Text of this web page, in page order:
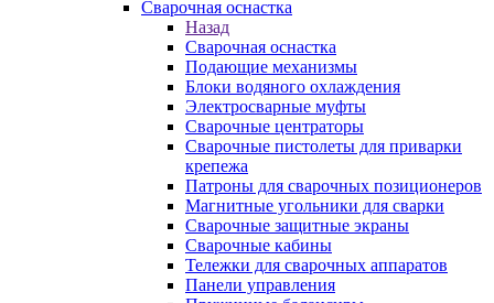
Сварочная оснастка
Назад
Сварочная оснастка
Подающие механизмы
Блоки водяного охлаждения
Электросварные муфты
Сварочные центраторы
Сварочные пистолеты для приварки
крепежа
Патроны для сварочных позиционеров
Магнитные угольники для сварки
Сварочные защитные экраны
Сварочные кабины
Тележки для сварочных аппаратов
Панели управления